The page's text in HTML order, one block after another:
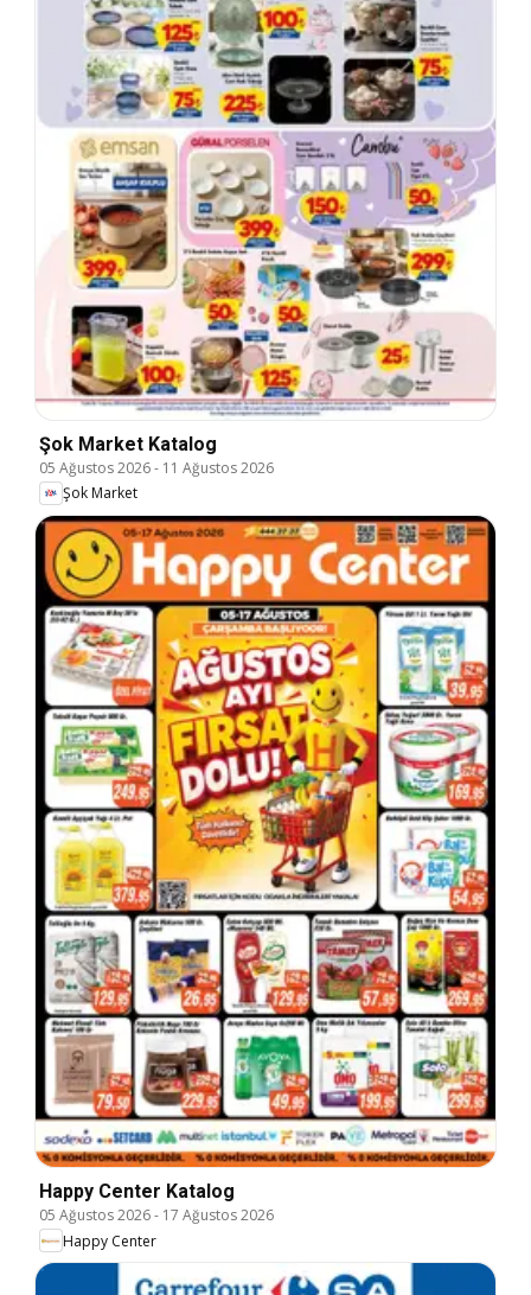
Şok Market Katalog
05 Ağustos 2026- 11 Ağustos 2026
Şok Market
Happy Center Katalog
05 Ağustos 2026- 17 Ağustos 2026
Happy Center